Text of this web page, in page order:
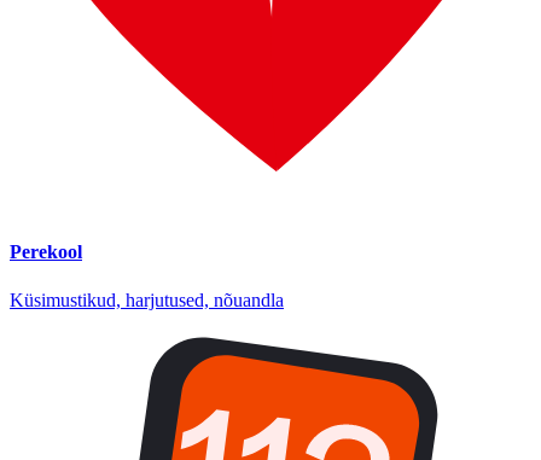
Perekool
Küsimustikud, harjutused, nõuandla